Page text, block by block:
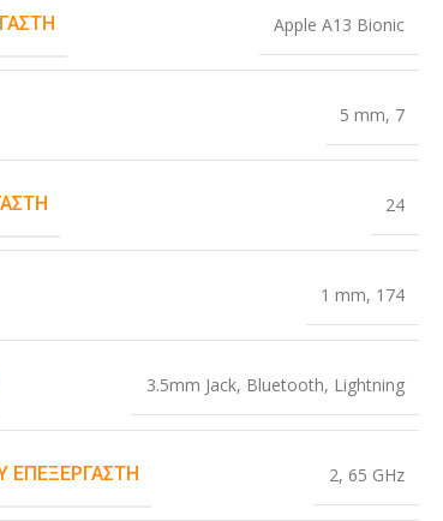
Apple A13 Bionic
5 mm, 7
24
1 mm, 174
3.5mm Jack, Bluetooth, Lightning
ΕΠΕΞΕΡΓΑΣΤΉ 2, 65 GHz